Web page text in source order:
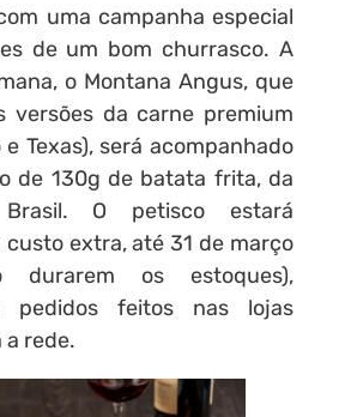
uma campanha especial
de um bom churrasco. A
o Montana Angus, que
versões da carne premium
Texas), será acompanhado
de 130g de batata frita, da
O petisco estará
custo extra, até 31 de março
durarem os estoques),
pedidos feitos nas lojas
a rede.